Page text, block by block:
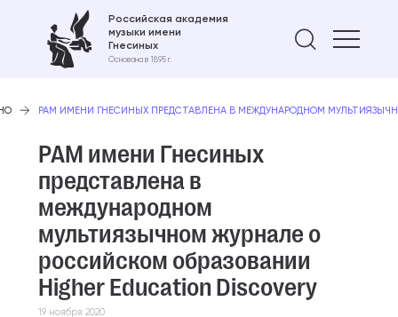
Российская академия
музыки имени
Гнесиных
Основана в 1895 г.
Найти
РАМ ИМЕНИ ГНЕСИНЫХ ПРЕДСТАВЛЕНА В МЕЖДУНАРОДНОМ
РАМ имени Гнесиных
представлена в
международном
мультиязычном журнале о
российском образовании
Higher Education Discovery
19 ноября 2020